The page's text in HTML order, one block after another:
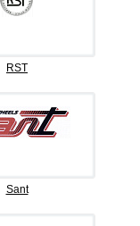
RST
Sant